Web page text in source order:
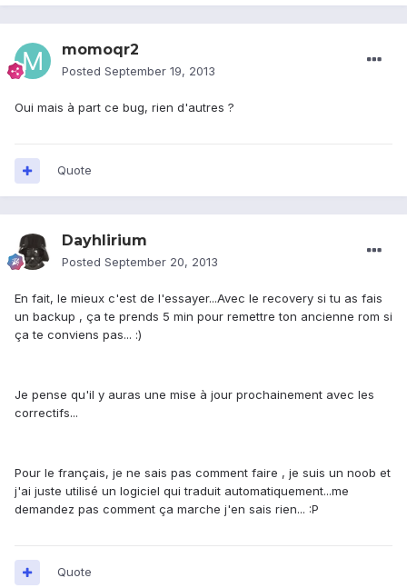
momoqr2
Posted September 19, 2013
Oui mais à part ce bug, rien d'autres ?
Quote
Dayhlirium
Posted September 20, 2013
En fait, le mieux c'est de l'essayer...Avec le recovery si tu as fais
un backup , ça te prends 5 min pour remettre ton ancienne rom si
ça te conviens pas... :)
Je pense qu'il y auras une mise à jour prochainement avec les
correctifs...
Pour le français, je ne sais pas comment faire , je suis un noob et
j'ai juste utilisé un logiciel qui traduit automatiquement...me
demandez pas comment ça marche j'en sais rien... :P
Quote